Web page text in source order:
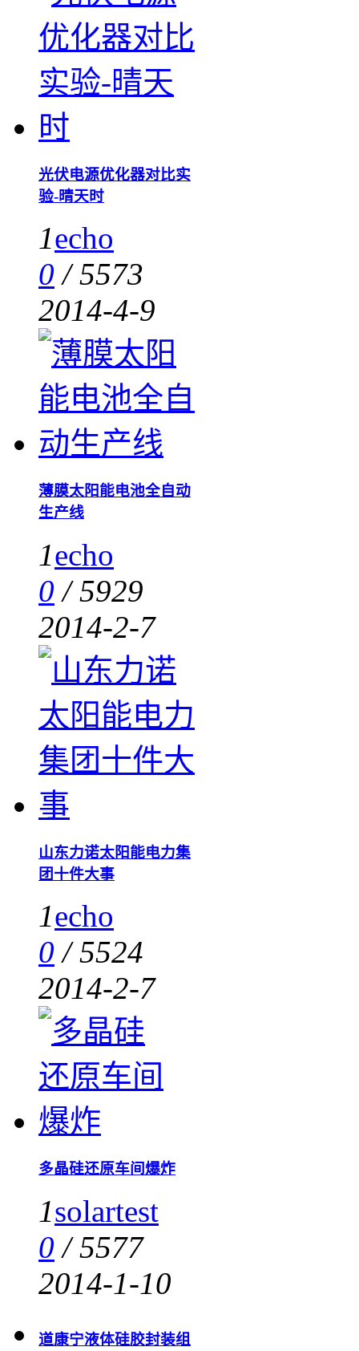
光伏电源优化器对比实
验-晴天时
1echo
0 /5573
2014-4-9
薄膜太阳能电池全自动
生产线
1echo
0 /5929
2014-2-7
山东力诺太阳能电力集
团十件大事
1echo
0 /5524
2014-2-7
多晶硅还原车间爆炸
1solartest
0 /5577
2014-1-10
道康宁液体硅胶封装组